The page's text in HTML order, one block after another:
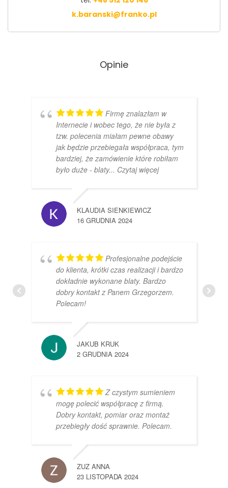
k.baranski@franko.pl
Opinie
Firmę znalazłam w
Internecie i wobec tego, że nie była z
tzw. polecenia miałam pewne obawy
jak będzie przebiegała współpraca, tym
bardziej, że zamówienie które robiłam
było duże - blaty... Czytaj więcej
KLAUDIA SIENKIEWICZ
16 GRUDNIA 2024
Profesjonalne podejście
do klienta, krótki czas realizacji i bardzo
dokładnie wykonane blaty. Bardzo
dobry kontakt z Panem Grzegorzem.
Polecam!
JAKUB KRUK
2 GRUDNIA 2024
Z czystym sumieniem
mogę polecić współpracę z firmą.
Dobry kontakt, pomiar oraz montaż
przebiegły dość sprawnie. Polecam.
ZUZ ANNA
23 LISTOPADA 2024